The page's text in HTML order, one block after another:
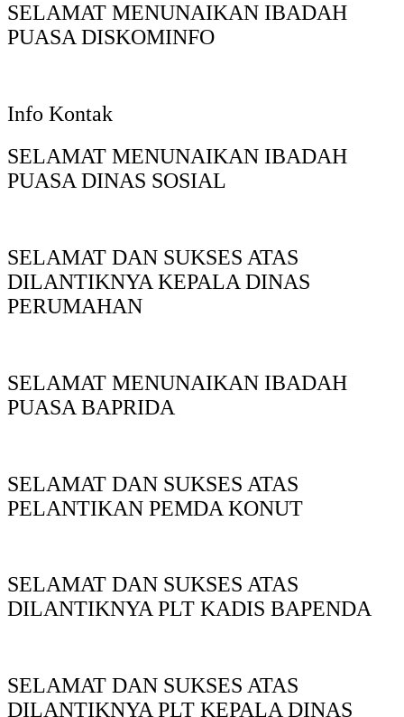
SELAMAT MENUNAIKAN IBADAH
PUASA DISKOMINFO
Info Kontak
SELAMAT MENUNAIKAN IBADAH
PUASA DINAS SOSIAL
SELAMAT DAN SUKSES ATAS
DILANTIKNYA KEPALA DINAS
PERUMAHAN
SELAMAT MENUNAIKAN IBADAH
PUASA BAPRIDA
SELAMAT DAN SUKSES ATAS
PELANTIKAN PEMDA KONUT
SELAMAT DAN SUKSES ATAS
DILANTIKNYA PLT KADIS BAPENDA
SELAMAT DAN SUKSES ATAS
DILANTIKNYA PLT KEPALA DINAS